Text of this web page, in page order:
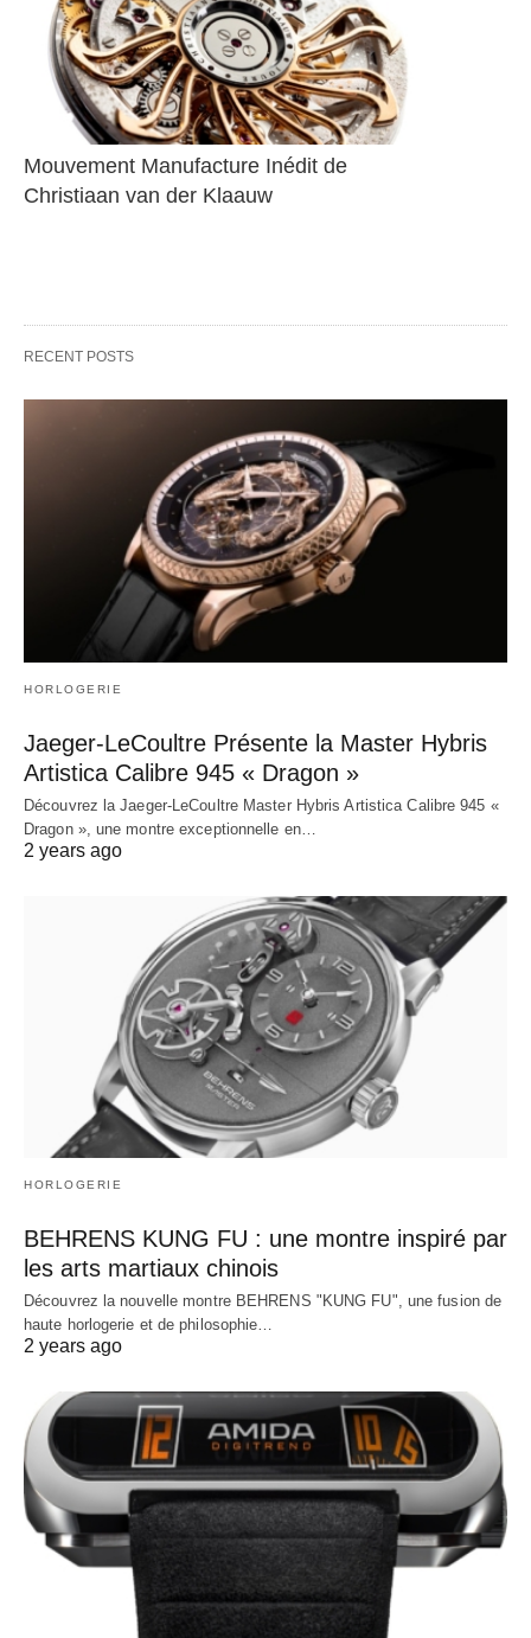
Mouvement Manufacture Inédit de
Christiaan van der Klaauw
RECENT POSTS
HORLOGERIE
Jaeger-LeCoultre Présente la Master Hybris
Artistica Calibre 945 « Dragon »
Découvrez la Jaeger-LeCoultre Master Hybris Artistica Calibre 945 «
Dragon », une montre exceptionnelle en…
2 years ago
HORLOGERIE
BEHRENS KUNG FU : une montre inspiré par
les arts martiaux chinois
Découvrez la nouvelle montre BEHRENS "KUNG FU", une fusion de
haute horlogerie et de philosophie…
2 years ago